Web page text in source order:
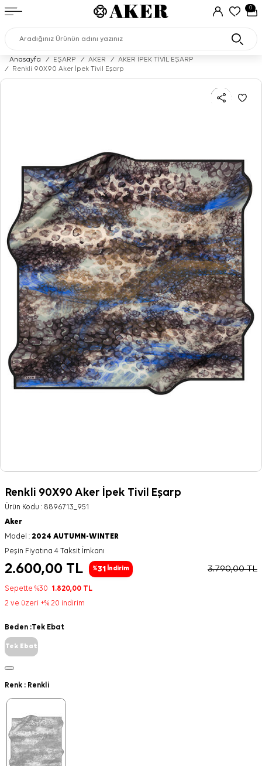
0
Anasayfa / EŞARP / AKER /
AKER İPEK TİVİL EŞARP
/
Renkli 90X90 Aker İpek Tivil Eşarp
Renkli 90X90 Aker İpek Tivil Eşarp
Ürün Kodu : 8896713_951
Aker
Model : 2024 AUTUMN-WINTER
Peşin Fiyatına 4 Taksit İmkanı
2.600,00 TL %31 İndirim 3.790,00TL
Sepette %30 1.820,00 TL
2 ve üzeri +% 20 indirim
Beden :Tek Ebat
Tek Ebat
Renk : Renkli